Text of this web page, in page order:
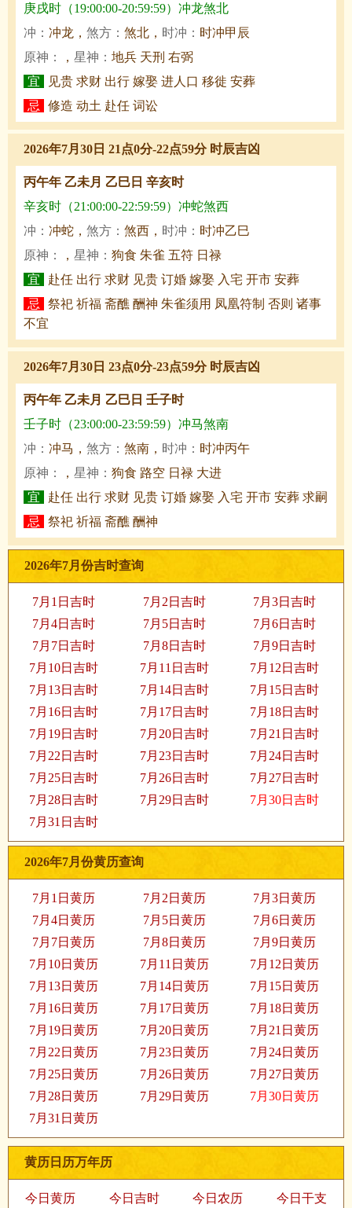
庚戌时（19:00:00-20:59:59）冲龙煞北
冲： 冲龙， 煞方： 煞北， 时冲： 时冲甲辰
原神：
， 星神： 地兵 天刑 右弼
宜
见贵 求财 出行 嫁娶 进人口 移徙 安葬
忌
修造 动土 赴任 词讼
2026年7月30日 21点0分-22点59分 时辰吉凶
丙午年 乙未月 乙巳日 辛亥时
辛亥时（21:00:00-22:59:59）冲蛇煞西
冲： 冲蛇， 煞方： 煞西， 时冲： 时冲乙巳
原神：
， 星神： 狗食 朱雀 五符 日禄
宜
赴任 出行 求财 见贵 订婚 嫁娶 入宅 开市 安葬
忌
祭祀 祈福 斋醮 酬神 朱雀须用 凤凰符制 否则 诸事
不宜
2026年7月30日 23点0分-23点59分 时辰吉凶
丙午年 乙未月 乙巳日 壬子时
壬子时（23:00:00-23:59:59）冲马煞南
冲： 冲马， 煞方： 煞南， 时冲： 时冲丙午
原神：
， 星神： 狗食 路空 日禄 大进
宜
赴任 出行 求财 见贵 订婚 嫁娶 入宅 开市 安葬 求嗣
忌
祭祀 祈福 斋醮 酬神
2026年7月份吉时查询
7月1日吉时 7月2日吉时
7月3日吉时
7月4日吉时
7月5日吉时
7月6日吉时
7月7日吉时
7月8日吉时
7月9日吉时
7月10日吉时
7月11日吉时
7月12日吉时
7月13日吉时
7月14日吉时
7月15日吉时
7月16日吉时
7月17日吉时
7月18日吉时
7月19日吉时
7月20日吉时
7月21日吉时
7月22日吉时
7月23日吉时
7月24日吉时
7月25日吉时
7月26日吉时
7月27日吉时
7月28日吉时
7月29日吉时
7月30日吉时
7月31日吉时
2026年7月份黄历查询
7月1日黄历 7月2日黄历
7月3日黄历
7月4日黄历
7月5日黄历
7月6日黄历
7月7日黄历
7月8日黄历
7月9日黄历
7月10日黄历
7月11日黄历
7月12日黄历
7月13日黄历
7月14日黄历
7月15日黄历
7月16日黄历
7月17日黄历
7月18日黄历
7月19日黄历
7月20日黄历
7月21日黄历
7月22日黄历
7月23日黄历
7月24日黄历
7月25日黄历
7月26日黄历
7月27日黄历
7月28日黄历
7月29日黄历
7月30日黄历
7月31日黄历
黄历日历万年历
今日黄历 今日吉时 今日农历 今日干支